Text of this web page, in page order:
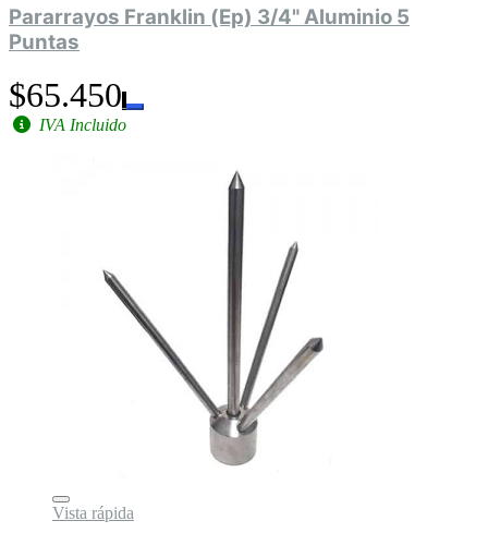
Pararrayos Franklin (Ep) 3/4" Aluminio 5
Puntas
$65.450
IVA Incluido
Vista rápida